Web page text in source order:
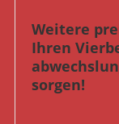
Weitere
Ihren
sorgen!